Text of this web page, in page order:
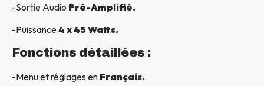
-Sortie Audio Pré-Amplifié.
-Puissance4 x 45 Watts.
Fonctions détaillées :
-Menu et réglages en Français.